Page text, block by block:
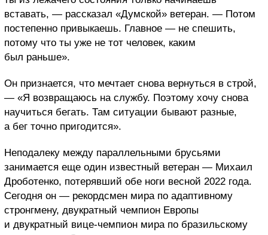
вставать, — рассказал «Думской» ветеран. — Потом
постепенно привыкаешь. Главное — не спешить,
потому что ты уже не тот человек, каким
был раньше».
Он признается, что мечтает снова вернуться в строй,
— «Я возвращаюсь на службу. Поэтому хочу снова
научиться бегать. Там ситуации бывают разные,
а бег точно пригодится».
Неподалеку между параллельными брусьями
занимается еще один известный ветеран — Михаил
Дроботенко, потерявший обе ноги весной 2022 года.
Сегодня он — рекордсмен мира по адаптивному
стронгмену, двукратный чемпион Европы
и двукратный вице-чемпион мира по бразильскому